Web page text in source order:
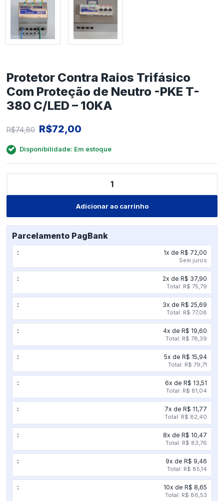
Protetor Contra Raios Trifásico
Com Proteção de Neutro -PKE T-
380 C/LED – 10KA
R$74,80 O
era:
R$72,00
atual
é:
R$72,00.
Disponibilidade: Em estoque
Raios
Com
Proteção
de
Neutro
T-
380
C/LED
quantidade
Adicionar ao carrinho
Parcelamento PagBank
1x de R$ 72,00
Sem juros
2x de R$ 37,90
Total: R$ 75,79
3x de R$ 25,69
Total: R$ 77,08
4x de R$ 19,60
Total: R$ 78,39
5x de R$ 15,94
Total: R$ 79,71
6x de R$ 13,51
Total: R$ 81,04
7x de R$ 11,77
Total: R$ 82,40
8x de R$ 10,47
Total: R$ 83,76
9x de R$ 9,46
Total: R$ 85,14
10x de R$ 8,65
Total: R$ 86,53